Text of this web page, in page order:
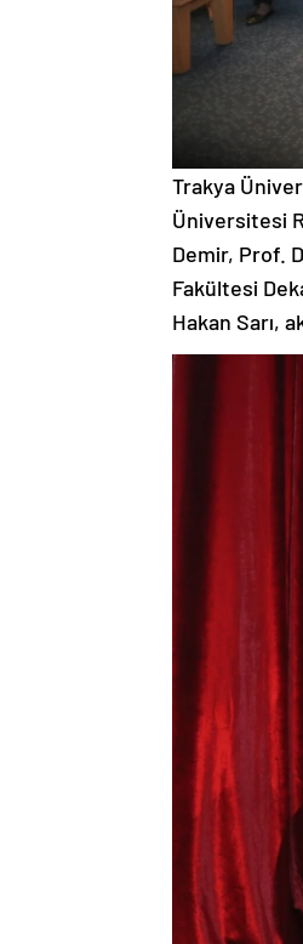
Trakya
Üniversitesi
Demir, Prof.
Fakültesi
Hakan Sarı,